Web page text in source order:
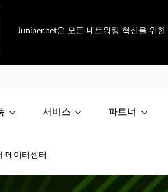
Juniper.net은 모든 네트워킹 혁신을 위
서비스 파트너
데이터센터